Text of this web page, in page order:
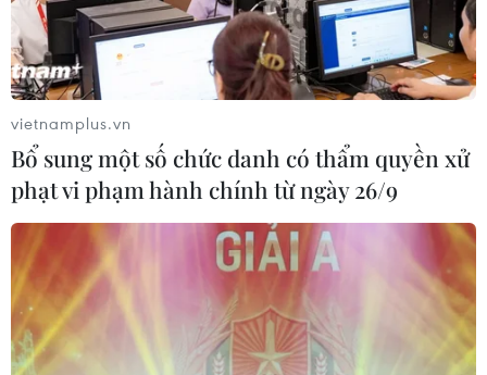
vietnamplus.vn
Bổ sung một số chức danh có thẩm quyền xử
phạt vi phạm hành chính từ ngày 26/9